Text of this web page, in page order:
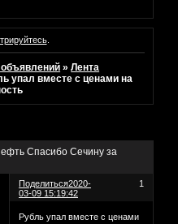
.
»Лента
упал вместе с ценами на
Спасибо Сечину за
Поделиться 1
2020-
03-09 15:19:42
Рубль упал вместе с ценами